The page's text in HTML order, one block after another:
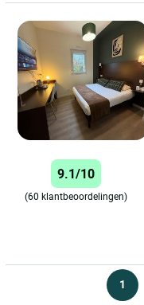
9.1/10
(60 klantbeoordelingen)
1